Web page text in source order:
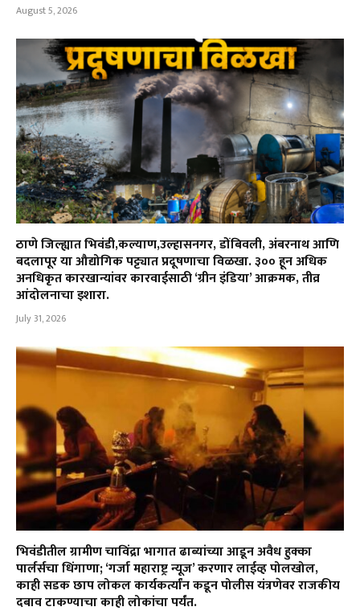
August 5, 2026
ठाणे जिल्ह्यात भिवंडी,कल्याण,उल्हासनगर, डोंबिवली, अंबरनाथ आणि
बदलापूर या औद्योगिक पट्ट्यात प्रदूषणाचा विळखा. ३०० हून अधिक
अनधिकृत कारखान्यांवर कारवाईसाठी ‘ग्रीन इंडिया’ आक्रमक, तीव्र
आंदोलनाचा इशारा.
July 31, 2026
भिवंडीतील ग्रामीण चाविंद्रा भागात ढाब्यांच्या आडून अवैध हुक्का
पार्लर्सचा धिंगाणा; ‘गर्जा महाराष्ट्र न्यूज’ करणार लाईव्ह पोलखोल,
काही सडक छाप लोकल कार्यकर्त्यांन कडून पोलीस यंत्रणेवर राजकीय
दबाव टाकण्याचा काही लोकांचा पर्यंत.